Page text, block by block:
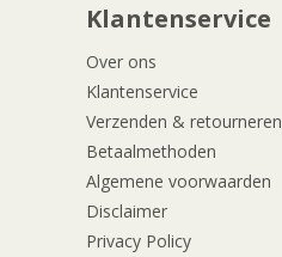
Klantenservice
Over ons
Klantenservice
Verzenden & retourneren
Betaalmethoden
Algemene voorwaarden
Disclaimer
Privacy Policy